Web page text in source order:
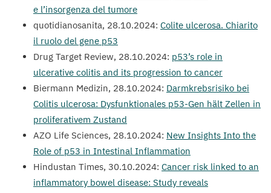
e l’insorgenza del tumore
quotidianosanita, 28.10.2024: Colite ulcerosa. Chiarito
il ruolo del gene p53
Drug Target Review, 28.10.2024: p53’s role in
ulcerative colitis and its progression to cancer
Biermann Medizin, 28.10.2024: Darmkrebsrisiko bei
Colitis ulcerosa: Dysfunktionales p53-Gen hält Zellen in
proliferativem Zustand
AZO Life Sciences, 28.10.2024: New Insights Into the
Role of p53 in Intestinal Inflammation
Hindustan Times, 30.10.2024: Cancer risk linked to an
inflammatory bowel disease: Study reveals